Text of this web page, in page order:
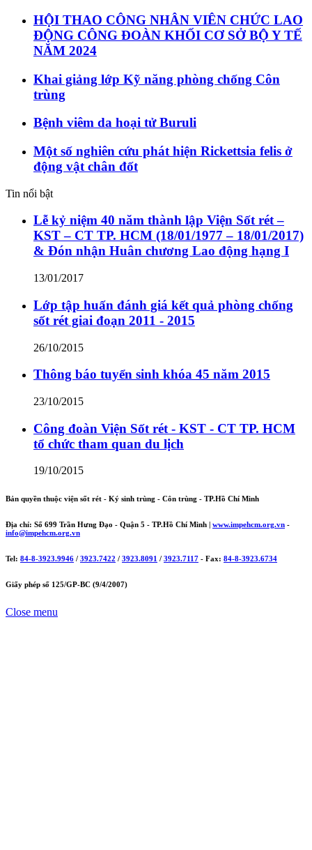
HỘI THAO CÔNG NHÂN VIÊN CHỨC LAO
ĐỘNG CÔNG ĐOÀN KHỐI CƠ SỞ BỘ Y TẾ
NĂM 2024
Khai giảng lớp Kỹ năng phòng chống Côn
trùng
Bệnh viêm da hoại tử Buruli
Một số nghiên cứu phát hiện Rickettsia felis ở
động vật chân đốt
Tin nổi bật
Lễ kỷ niệm 40 năm thành lập Viện Sốt rét –
KST – CT TP. HCM (18/01/1977 – 18/01/2017)
& Đón nhận Huân chương Lao động hạng I
13/01/2017
Lớp tập huấn đánh giá kết quả phòng chống
sốt rét giai đoạn 2011 - 2015
26/10/2015
Thông báo tuyển sinh khóa 45 năm 2015
23/10/2015
Công đoàn Viện Sốt rét - KST - CT TP. HCM
tổ chức tham quan du lịch
19/10/2015
Bản quyền thuộc viện sốt rét - Ký sinh trùng - Côn trùng - TP.Hồ Chí Minh
Địa chỉ: Số 699 Trần Hưng Đạo - Quận 5 - TP.Hồ Chí Minh | www.impehcm.org.vn -
info@impehcm.org.vn
Tel: 84-8-3923.9946 / 3923.7422 / 3923.8091 / 3923.7117 - Fax: 84-8-3923.6734
Giấy phép số 125/GP-BC (9/4/2007)
Close menu